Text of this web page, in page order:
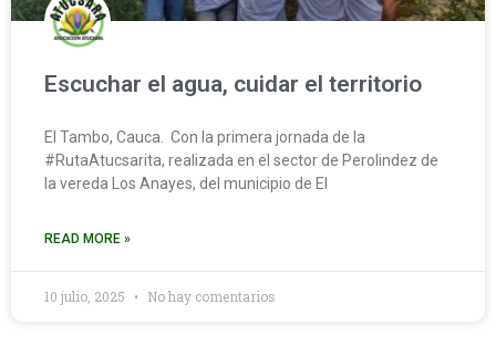
Escuchar el agua, cuidar el territorio
El Tambo, Cauca. Con la primera jornada de la
#RutaAtucsarita, realizada en el sector de Perolindez de
la vereda Los Anayes, del municipio de El
READ MORE »
10 julio, 2025 No hay comentarios